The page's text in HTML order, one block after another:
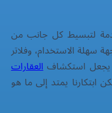
لتبسيط كل جانب من
سهلة الاستخدام، وفلاتر
يجعل استكشافالعقارات
يمتد إلى ما هو